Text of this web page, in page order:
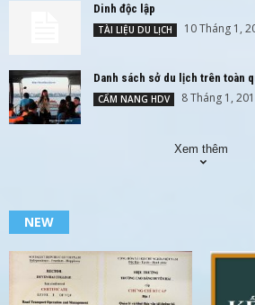
Dinh độc lập
TÀI LIỆU DU LỊCH 10 Tháng 1,
Danh sách sở du lịch trên toàn
CẨM NANG HDV 8 Tháng 1,
Xem thêm
NEW